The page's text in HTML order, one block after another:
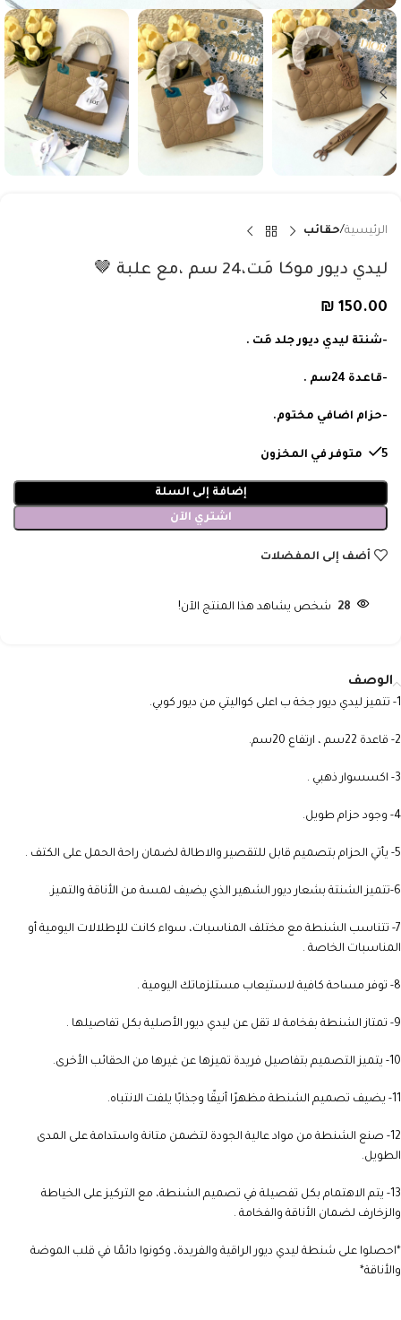
الرئيسية حقائب
ليدي ديور موكا مَت،24 سم ،مع علبة 🤎
₪ 150.00
-شنتة ليدي ديور جلد مَت .
-قاعدة 24سم .
-حزام اضافي مختوم.
5 متوفر في المخزون
إضافة إلى السلة
اشتري الآن
أضف إلى المفضلات
28 شخص يشاهد هذا المنتج الآن!
الوصف
1- تتميز ليدي ديور جخة ب اعلى كواليتي من ديور كوبي.
2- قاعدة 22سم ، ارتفاع 20سم.
3- اكسسوار ذهبي .
4- وجود حزام طويل.
5- يأتي الحزام بتصميم قابل للتقصير والاطالة لضمان راحة الحمل على الكتف .
6-تتميز الشنتة بشعار ديور الشهير الذي يضيف لمسة من الأناقة والتميز.
7- تتناسب الشنطة مع مختلف المناسبات، سواء كانت للإطلالات اليومية أو
المناسبات الخاصة .
8- توفر مساحة كافية لاستيعاب مستلزماتك اليومية .
9- تمتاز الشنطة بفخامة لا تقل عن ليدي ديور الأصلية بكل تفاصيلها .
10- يتميز التصميم بتفاصيل فريدة تميزها عن غيرها من الحقائب الأخرى.
11- يضيف تصميم الشنطة مظهرًا أنيقًا وجذابًا يلفت الانتباه.
12- صنع الشنطة من مواد عالية الجودة لتضمن متانة واستدامة على المدى
الطويل.
13- يتم الاهتمام بكل تفصيلة في تصميم الشنطة، مع التركيز على الخياطة
والزخارف لضمان الأناقة والفخامة .
*احصلوا على شنطة ليدي ديور الراقية والفريدة، وكونوا دائمًا في قلب الموضة
والأناقة*